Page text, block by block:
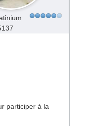
participer à la